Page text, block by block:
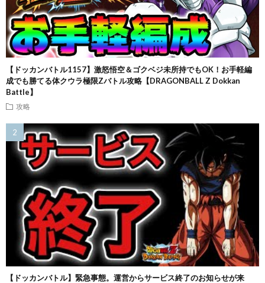
【ドッカンバトル1157】激怒悟空＆ゴクベジ未所持でもOK！お手軽編
成でも勝てる体クウラ極限Zバトル攻略【DRAGONBALL Z Dokkan
Battle】
攻略
【ドッカンバトル】緊急事態。運営からサービス終了のお知らせが来